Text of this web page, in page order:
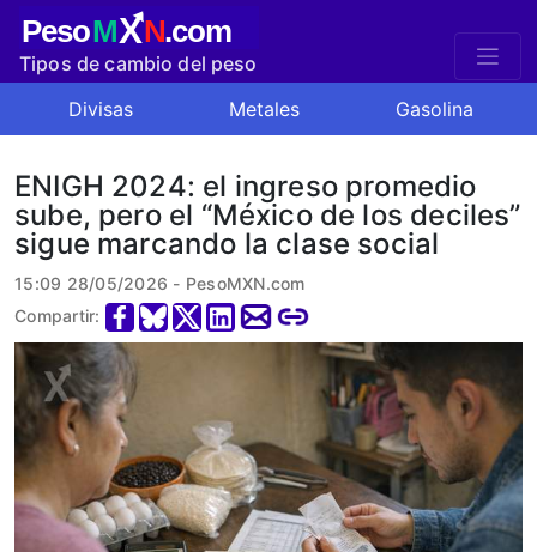
PesoMXN.com
Tipos de cambio del peso
Divisas Metales Gasolina
ENIGH 2024: el ingreso promedio
sube, pero el “México de los deciles”
sigue marcando la clase social
15:09 28/05/2026 - PesoMXN.com
Compartir: